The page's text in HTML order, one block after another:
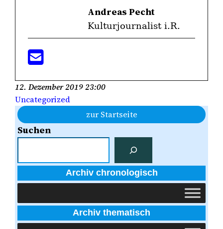
Andreas Pecht
Kulturjournalist i.R.
12. Dezember 2019 23:00
Uncategorized
zur Startseite
Suchen
Archiv chronologisch
Archiv thematisch